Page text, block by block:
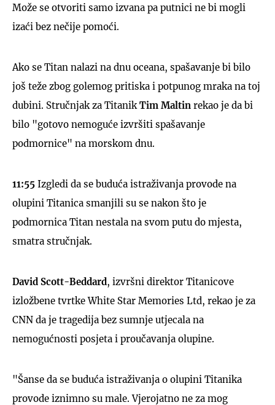
Može se otvoriti samo izvana pa putnici ne bi mogli
izaći bez nečije pomoći.
Ako se Titan nalazi na dnu oceana, spašavanje bi bilo
još teže zbog golemog pritiska i potpunog mraka na toj
dubini. Stručnjak za TitanikTim Maltin rekao je da bi
bilo "gotovo nemoguće izvršiti spašavanje
podmornice" na morskom dnu.
11:55 Izgledi da se buduća istraživanja provode na
olupini Titanica smanjili su se nakon što je
podmornica Titan nestala na svom putu do mjesta,
smatra stručnjak.
David Scott-Beddard, izvršni direktor Titanicove
izložbene tvrtke White Star Memories Ltd, rekao je za
CNN da je tragedija bez sumnje utjecala na
nemogućnosti posjeta i proučavanja olupine.
"Šanse da se buduća istraživanja o olupini Titanika
provode iznimno su male. Vjerojatno ne za mog
UKLJUČITE NOTIFIKACIJE